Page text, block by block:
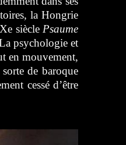
la Hongrie
sièclePsaume
psychologie et
en mouvement,
de baroque
cessé d’être